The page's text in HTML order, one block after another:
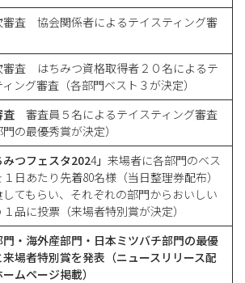
審査 協会関係者によるテイスティング審
審査 はちみつ資格取得者２０名によるテ
ング審査（各部門ベスト３が決定）
査 審査員５名によるテイスティング審査
門の最優秀賞が決定）
みつフェスタ2024」 来場者に各部門のベス
１日あたり先着80名様（当日整理券配布）
してもらい、それぞれの部門からおいしい
１品に投票（来場者特別賞が決定）
門・海外産部門・日本ミツバチ部門の最優
場者特別賞を発表 （ニュースリリース配
ムページ掲載）